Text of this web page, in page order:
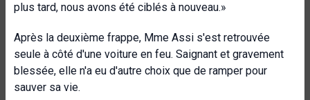
plus tard, nous avons été ciblés à nouveau.»
Après la deuxième frappe, Mme Assi s'est retrouvée
seule à côté d'une voiture en feu. Saignant et gravement
blessée, elle n'a eu d'autre choix que de ramper pour
sauver sa vie.